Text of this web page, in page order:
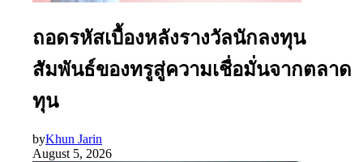
ถอดรหัสเบื้องหลังรางวัลนักลงทุน
สัมพันธ์ของทรูสู่ความเชื่อมั่นจากตลาด
ทุน
byKhun Jarin
August 5, 2026